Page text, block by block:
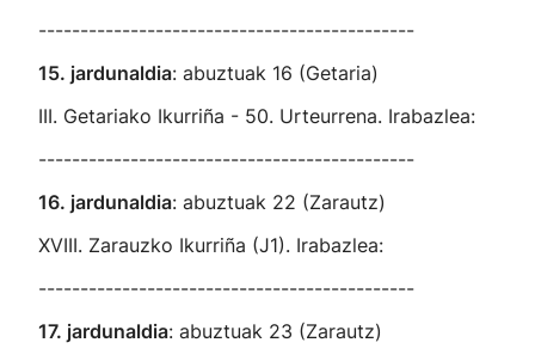
---------------------------------------------
15. jardunaldia: abuztuak 16 (Getaria)
III. Getariako Ikurriña - 50. Urteurrena. Irabazlea:
---------------------------------------------
16. jardunaldia: abuztuak 22 (Zarautz)
XVIII. Zarauzko Ikurriña (J1). Irabazlea:
---------------------------------------------
17. jardunaldia: abuztuak 23 (Zarautz)